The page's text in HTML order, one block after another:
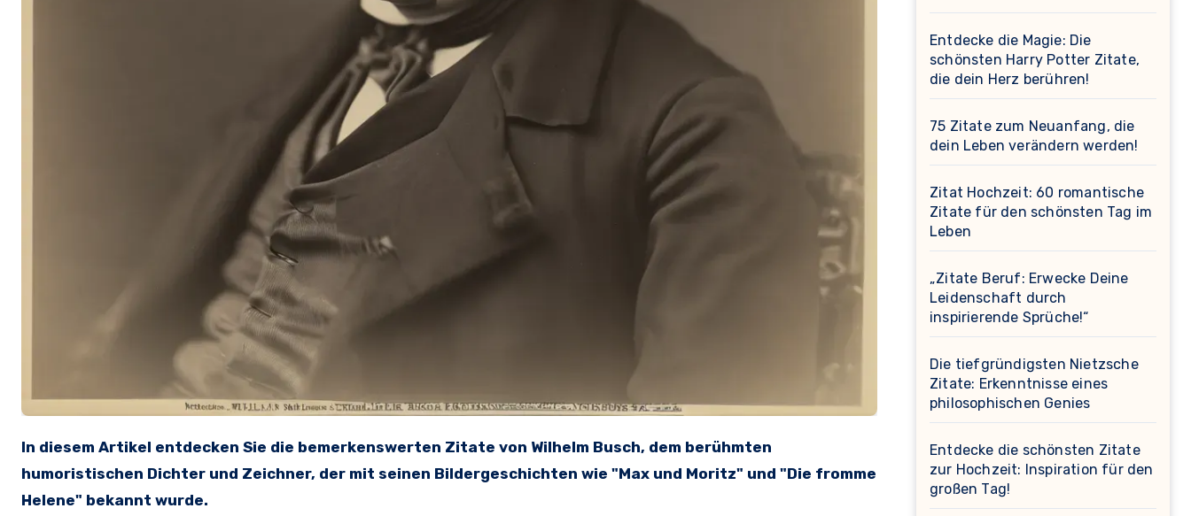
In diesem Artikel entdecken Sie die bemerkenswerten Zitate von Wilhelm Busch, dem berühmten
humoristischen Dichter und Zeichner, der mit seinen Bildergeschichten wie "Max und Moritz" und "Die fromme
Helene" bekannt wurde.
Entdecke die Magie: Die
schönsten Harry Potter Zitate,
die dein Herz berühren!
75 Zitate zum Neuanfang, die
dein Leben verändern werden!
Zitat Hochzeit: 60 romantische
Zitate für den schönsten Tag im
Leben
„Zitate Beruf: Erwecke Deine
Leidenschaft durch
inspirierende Sprüche!“
Die tiefgründigsten Nietzsche
Zitate: Erkenntnisse eines
philosophischen Genies
Entdecke die schönsten Zitate
zur Hochzeit: Inspiration für den
großen Tag!